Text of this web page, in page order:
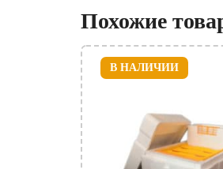
Похожие
В НАЛИЧИИ